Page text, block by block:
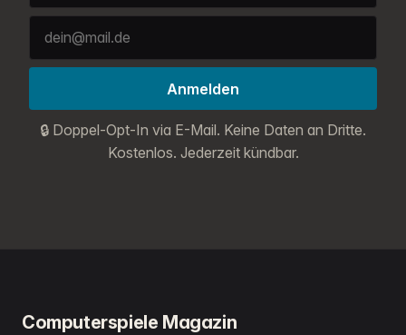
Anmelden
🔒 Doppel-Opt-In via E-Mail. Keine Daten an Dritte.
Kostenlos. Jederzeit kündbar.
Computerspiele Magazin